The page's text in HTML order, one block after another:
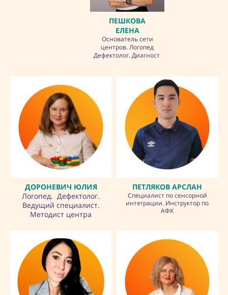
ПЕШКОВА
ЕЛЕНА
Основатель сети
центров. Логопед
Дефектолог. Диагност
ДОРОНЕВИЧ ЮЛИЯ
Логопед. Дефектолог.
Ведущий специалист.
Методист центра
ПЕТЛЯКОВ АРСЛАН
Специалист по сенсорной
интеграции. Инструктор по
АФК